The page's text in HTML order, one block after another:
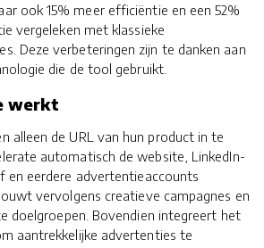
ook 15% meer efficiëntie en een 52%
vergeleken met klassieke
Deze verbeteringen zijn te danken aan
die de tool gebruikt.
werkt
alleen de URL van hun product in te
automatisch de website, LinkedIn-
en eerdere advertentieaccounts
vervolgens creatieve campagnes en
doelgroepen. Bovendien integreert het
aantrekkelijke advertenties te